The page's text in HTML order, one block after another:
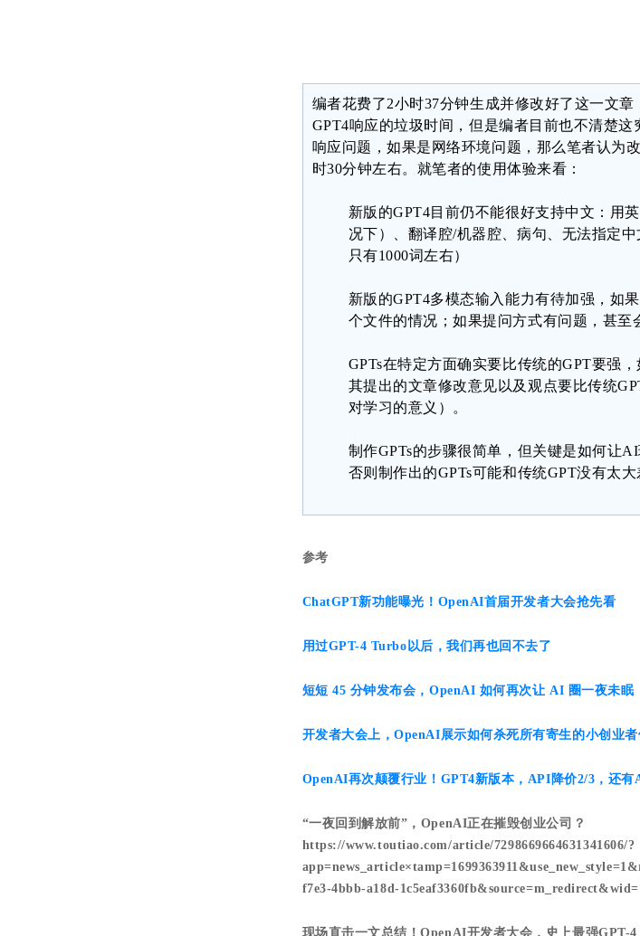
编者花费了2小时37分钟生成并修改好了这一文
GPT4响应的垃圾时间，但是编者目前也不清楚
响应问题，如果是网络环境问题，那么笔者认为
时30分钟左右。就笔者的使用体验来看：
新版的GPT4目前仍不能很好支持中文：用
况下）、翻译腔/机器腔、病句、无法指定
只有1000词左右）
新版的GPT4多模态输入能力有待加强，如
个文件的情况；如果提问方式有问题，甚至
GPTs在特定方面确实要比传统的GPT要强
其提出的文章修改意见以及观点要比传统
对学习的意义）。
制作GPTs的步骤很简单，但关键是如何让
否则制作出的GPTs可能和传统GPT没有太大
参考
ChatGPT新功能曝光！OpenAI首届开发者大会抢先看
用过GPT-4 Turbo以后，我们再也回不去了
短短 45 分钟发布会，OpenAI 如何再次让 AI 圈一夜未眠
开发者大会上，OpenAI展示如何杀死所有寄生的小创业者
OpenAI再次颠覆行业！GPT4新版本，API降价2/3，还有
“一夜回到解放前”，OpenAI正在摧毁创业公司？
https://www.toutiao.com/article/7298669664631341606/?
f7e3-4bbb-a18d-
现场直击一文总结！OpenAI开发者大会，史上最强GPT-